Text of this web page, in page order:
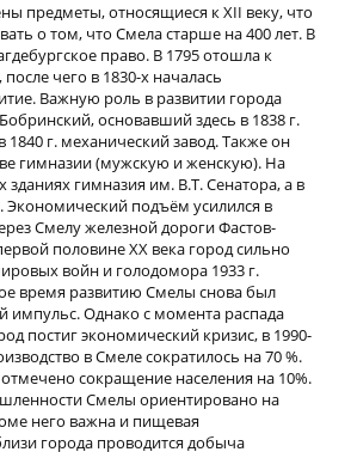
предметы, относящиеся к XII веку, что
о том, что Смела старше на 400 лет. В
право. В 1795 отошла к
чего в 1830-х началась
Важную роль в развитии города
основавший здесь в 1838 г.
1840 г. механический завод. Также он
гимназии (мужскую и женскую). На
гимназия им. В.Т. Сенатора, а в
Экономический подъём усилился в
Смелу железной дороги Фастов-
половине XX века город сильно
войн и голодомора 1933 г.
время развитию Смелы снова был
импульс. Однако с момента распада
постиг экономический кризис, в 1990-
в Смеле сократилось на 70 %.
сокращение населения на 10%.
Смелы ориентировано на
него важна и пищевая
города проводится добыча